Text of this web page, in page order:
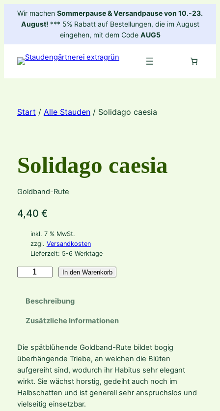
ZumWir machen Sommerpause & Versandpause von 10.-23.
August! *** 5% Rabatt auf Bestellungen, die im August
eingehen, mit dem Code AUG5
Start / Alle Stauden/ Solidago caesia
Solidago caesia
Goldband-Rute
4,40 €
inkl. 7 % MwSt.
zzgl. Versandkosten
Lieferzeit: 5-6 Werktage
o
c
a
e
s
i
In den Warenkorb
Beschreibung
Zusätzliche Informationen
Die spätblühende Goldband-Rute bildet bogig
überhängende Triebe, an welchen die Blüten
aufgereiht sind, wodurch ihr Habitus sehr elegant
wirkt. Sie wächst horstig, gedeiht auch noch im
Halbschatten und ist generell sehr anspruchslos und
vielseitig einsetzbar.